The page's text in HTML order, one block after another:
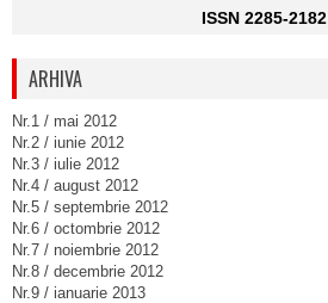
ISSN 2285-2182
ARHIVA
Nr.1 / mai 2012
Nr.2 / iunie 2012
Nr.3 / iulie 2012
Nr.4 / august 2012
Nr.5 / septembrie 2012
Nr.6 / octombrie 2012
Nr.7 / noiembrie 2012
Nr.8 / decembrie 2012
Nr.9 / ianuarie 2013